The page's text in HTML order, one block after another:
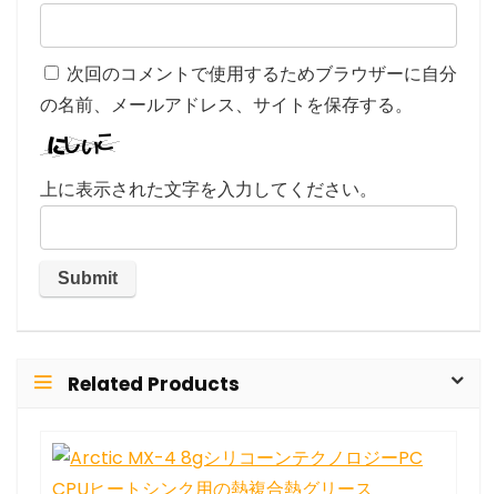
次回のコメントで使用するためブラウザーに自分
の名前、メールアドレス、サイトを保存する。
上に表示された文字を入力してください。
Related Products